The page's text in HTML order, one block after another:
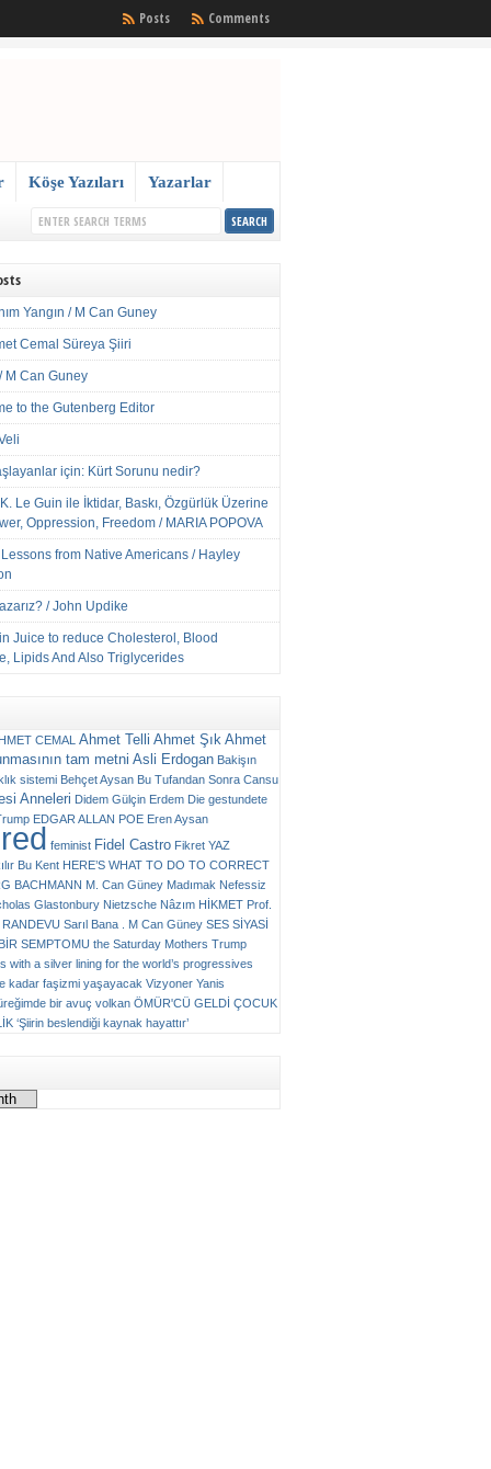
Comments
Posts
Köşe Yazıları Yazarlar
Yangın / M Can Guney
Cemal Süreya Şiiri
M Can Guney
to the Gutenberg Editor
için: Kürt Sorunu nedir?
Le Guin ile İktidar, Baskı, Özgürlük Üzerine
Oppression, Freedom / MARIA POPOVA
from Native Americans / Hayley
/ John Updike
Juice to reduce Cholesterol, Blood
Lipids And Also Triglycerides
CEMAL Ahmet Telli Ahmet Şık Ahmet
tam metni Asli Erdogan Bakişın
sistemi Behçet Aysan Bu Tufandan Sonra Cansu
Anneleri Didem Gülçin Erdem Die gestundete
EDGAR ALLAN POE Eren Aysan
feminist Fidel Castro Fikret YAZ
Bu Kent HERE’S WHAT TO DO TO CORRECT
BACHMANN M. Can Güney Madımak Nefessiz
Glastonbury Nietzsche Nâzım HİKMET Prof.
RANDEVU Sarıl Bana . M Can Güney SES SİYASİ
SEMPTOMU the Saturday Mothers Trump
with a silver lining for the world’s progressives
kadar faşizmi yaşayacak Vizyoner Yanis
bir avuç volkan ÖMÜR'CÜ GELDİ ÇOCUK
‘Şiirin beslendiği kaynak hayattır’